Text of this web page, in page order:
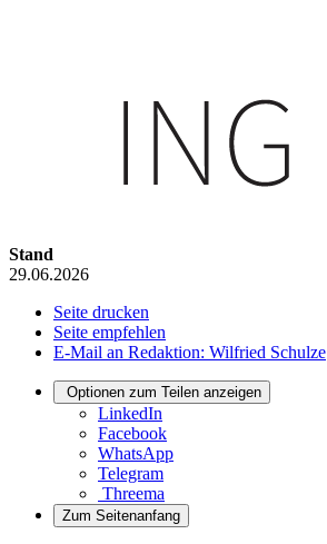
Stand
29.06.2026
Seite drucken
Seite empfehlen
E-Mail an Redaktion: Wilfried Schulze
Optionen zum Teilen anzeigen
LinkedIn
Facebook
WhatsApp
Telegram
Threema
Zum Seitenanfang